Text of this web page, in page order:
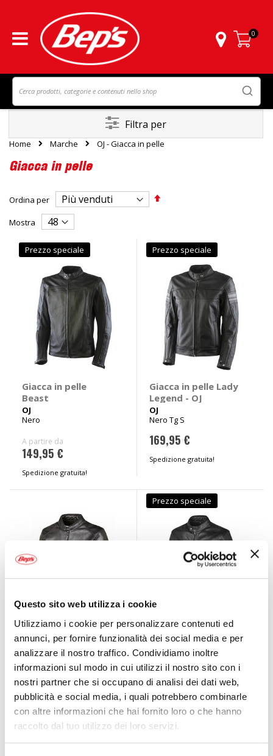
Questo sito web utilizza i cookie
Utilizziamo i cookie per personalizzare contenuti ed
annunci, per fornire funzionalità dei social media e per
analizzare il nostro traffico. Condividiamo inoltre
informazioni sul modo in cui utilizzi il nostro sito con i
nostri partner che si occupano di analisi dei dati web,
pubblicità e social media, i quali potrebbero combinarle
con altre informazioni che hai fornito loro o che hanno
raccolto dal tuo utilizzo dei loro servizi.
Carrello
0
Home Marche OJ - Giacca in pelle
Giacca in pelle
Ordina per
Imposta
Mostra
Prezzo speciale
Giacca in pelle
Beast
OJ
Nero
A partire da
149,95 €
Spedizione gratuita!
Prezzo speciale
Giacca in pelle Lady
Legend - OJ
OJ
Nero Tg S
169,95 €
Spedizione gratuita!
Giacca in pelle
Slender
A partire da
199,95 €
Attualmente non disponibile
Prezzo speciale
Giacca in pelle
Legend II
A partire da
199,95 €
Spedizione gratuita!
Filtra per